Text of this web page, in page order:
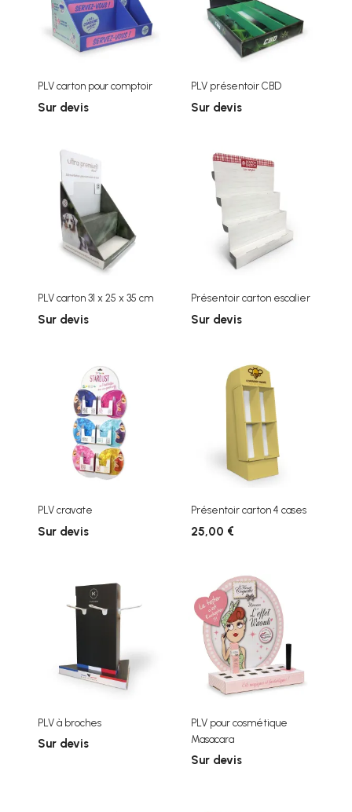
PLV carton pour comptoir
Sur devis
PLV présentoir CBD
Sur devis
PLV carton 31 x 25 x 35 cm
Sur devis
Présentoir carton escalier
Sur devis
PLV cravate
Sur devis
Présentoir carton 4 cases
25,00 €
PLV à broches
Sur devis
PLV pour cosmétique
Masacara
Sur devis